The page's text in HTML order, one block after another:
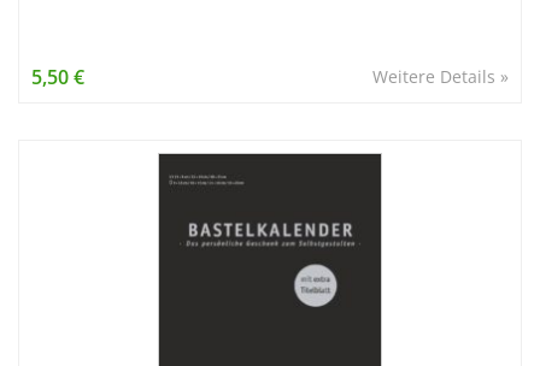
Weitere Details »
5,50 €